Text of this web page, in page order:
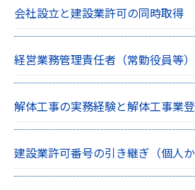
会社設立と建設業許可の同時取得
経営業務管理責任者（常勤役員等
解体工事の実務経験と解体工事業
建設業許可番号の引き継ぎ（個人か